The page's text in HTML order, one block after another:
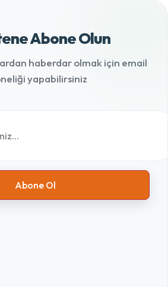
Abone Olun
haberdar olmak için email
yapabilirsiniz
Abone Ol